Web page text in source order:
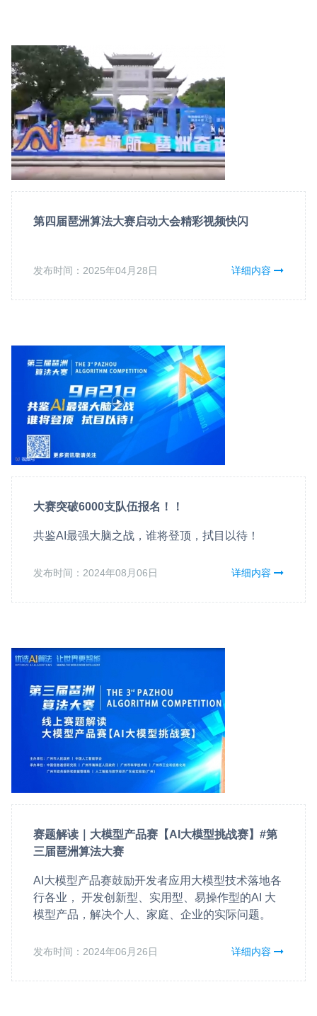
第四届琶洲算法大赛启动大会精彩视频快闪
发布时间：2025年04月28日 详细内容
大赛突破6000支队伍报名！！
共鉴AI最强大脑之战，谁将登顶，拭目以待！
发布时间：2024年08月06日 详细内容
赛题解读｜大模型产品赛【AI大模型挑战赛】#第
三届琶洲算法大赛
AI大模型产品赛鼓励开发者应用大模型技术落地各
行各业， 开发创新型、实用型、易操作型的AI 大
模型产品，解决个人、家庭、企业的实际问题。
发布时间：2024年06月26日 详细内容